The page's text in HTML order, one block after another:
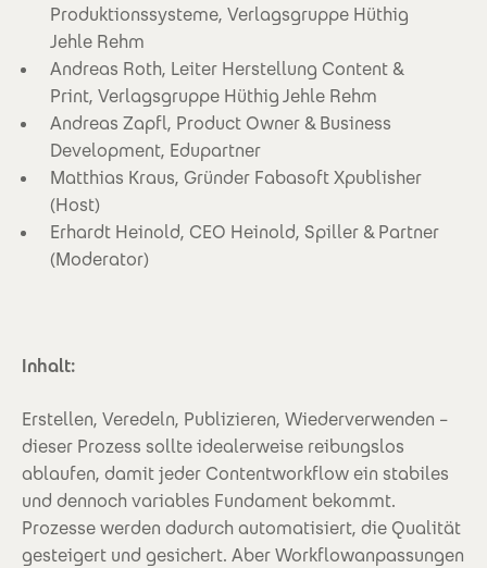
Produktionssysteme, Verlagsgruppe Hüthig
Jehle Rehm
Andreas Roth, Leiter Herstellung Content &
Print, Verlagsgruppe Hüthig Jehle Rehm
Andreas Zapfl, Product Owner & Business
Development, Edupartner
Matthias Kraus, Gründer Fabasoft Xpublisher
(Host)
Erhardt Heinold, CEO Heinold, Spiller & Partner
(Moderator)
Inhalt:
Erstellen, Veredeln, Publizieren, Wiederverwenden –
dieser Prozess sollte idealerweise reibungslos
ablaufen, damit jeder Contentworkflow ein stabiles
und dennoch variables Fundament bekommt.
Prozesse werden dadurch automatisiert, die Qualität
gesteigert und gesichert. Aber Workflowanpassungen